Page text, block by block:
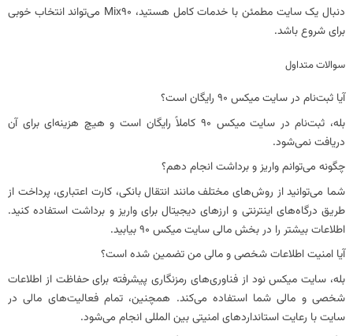
دنبال یک سایت مطمئن با خدمات کامل هستید، Mix90 می‌تواند انتخاب خوبی
برای شروع باشد.
سوالات متداول
آیا ثبت‌نام در سایت میکس 90 رایگان است؟
بله، ثبت‌نام در سایت میکس 90 کاملاً رایگان است و هیچ هزینه‌ای برای آن
دریافت نمی‌شود.
چگونه می‌توانم واریز و برداشت انجام دهم؟
شما می‌توانید از روش‌های مختلف مانند انتقال بانکی، کارت اعتباری، پرداخت از
طریق درگاه‌های اینترنتی و ارزهای دیجیتال برای واریز و برداشت استفاده کنید.
اطلاعات بیشتر را در بخش مالی سایت میکس 90 بیابید.
آیا امنیت اطلاعات شخصی و مالی من تضمین شده است؟
بله، سایت میکس نود از فناوری‌های رمزنگاری پیشرفته برای حفاظت از اطلاعات
شخصی و مالی شما استفاده می‌کند. همچنین، تمام فعالیت‌های مالی در
سایت با رعایت استانداردهای امنیتی بین المللی انجام می‌شود.